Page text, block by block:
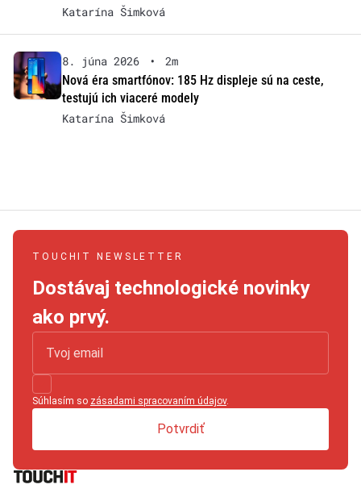
Katarína Šimková
8. júna 2026 •
2m
Nová éra smartfónov: 185 Hz displeje sú na ceste,
testujú ich viaceré modely
Katarína Šimková
TOUCHIT NEWSLETTER
Dostávaj technologické novinky
ako prvý.
Súhlasím so zásadami spracovaním údajov.
Potvrdiť